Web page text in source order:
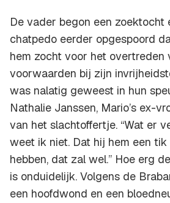
De vader begon een zoektocht
chatpedo eerder opgespoord
hem zocht voor het overtreden
voorwaarden bij zijn
was nalatig geweest in hun
Nathalie Janssen, Mario’s ex-
van het slachtoffertje. “Wat er
weet ik niet. Dat hij hem een
hebben, dat zal wel.” Hoe erg
is onduidelijk. Volgens de
een hoofdwond en een